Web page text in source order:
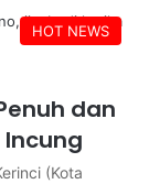
HOT NEWS
dan
Incung
(Kota